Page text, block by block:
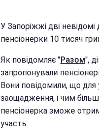
У Запоріжжі дві
пенсіонерки 10 тисяч
Як повідомляє "Разом",
запропонували
Вони повідомили, що для
заощадження, і чим
пенсіонерка зможе
участь.